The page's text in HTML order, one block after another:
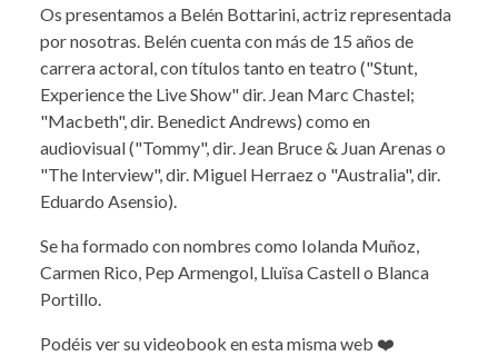
Os presentamos a Belén Bottarini, actriz representada
por nosotras. Belén cuenta con más de 15 años de
carrera actoral, con títulos tanto en teatro ("Stunt,
Experience the Live Show" dir. Jean Marc Chastel;
"Macbeth", dir. Benedict Andrews) como en
audiovisual ("Tommy", dir. Jean Bruce & Juan Arenas o
"The Interview", dir. Miguel Herraez o "Australia", dir.
Eduardo Asensio).
Se ha formado con nombres como Iolanda Muñoz,
Carmen Rico, Pep Armengol, Lluïsa Castell o Blanca
Portillo.
Podéis ver su videobook en esta misma web ❤️